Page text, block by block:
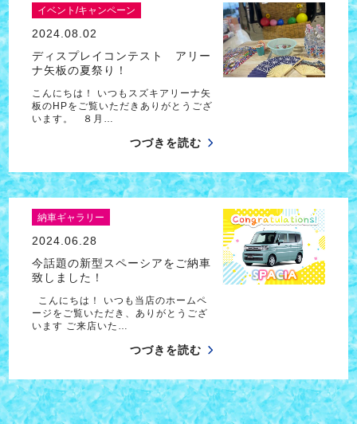
イベント/キャンペーン
2024.08.02
ディスプレイコンテスト アリー
ナ矢板の夏祭り！
こんにちは！ いつもスズキアリーナ矢
板のHPをご覧いただきありがとうござ
います。 ８月…
つづきを読む
納車ギャラリー
2024.06.28
今話題の新型スペーシアをご納車
致しました！
こんにちは！ いつも当店のホームペ
ージをご覧いただき、ありがとうござ
います ご来店いた…
つづきを読む